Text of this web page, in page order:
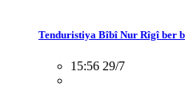
Tenduristiya Bîbî Nur Rîgî ber
15:56 29/7